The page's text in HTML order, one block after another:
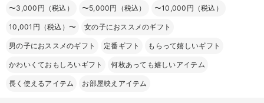
〜3,000円（税込） 〜5,000円（税込） 〜10,000円（税込）
10,001円（税込）〜 女の子におススメのギフト
男の子におススメのギフト 定番ギフト もらって嬉しいギフト
かわいくておもしろいギフト 何枚あっても嬉しいアイテム
長く使えるアイテム お部屋映えアイテム